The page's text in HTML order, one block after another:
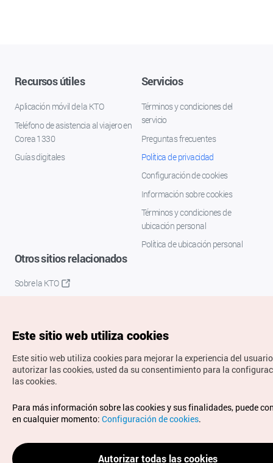
Recursos útiles
Aplicación móvil de la KTO
Teléfono de asistencia al viajero en
Corea 1330
Guías digitales
Servicios
Términos y condiciones del
servicio
Preguntas frecuentes
Política de privacidad
Configuración de cookies
Información sobre cookies
Términos y condiciones de
ubicación personal
Política de ubicación personal
Otros sitios relacionados
Sobre la KTO
Copyrights © Organización de Turismo de Corea. Todos los
derechos reservados.
Para informes de errores y cuestiones relacionadas con el
sitio web, dirija sus consultas al correoelectrónico oficial:
spanish@knto.or.kr
Este sitio web utiliza cookies
Este sitio web utiliza cookies para mejorar la experiencia del
autorizar las cookies, usted da su consentimiento para la
las cookies.
Para más información sobre las cookies y sus finalidades, puede
en cualquier momento: Configuración de cookies.
Autorizar todas las cookies